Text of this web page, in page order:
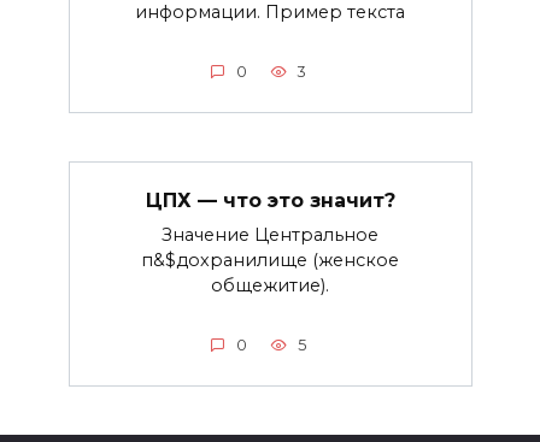
информации. Пример текста
0 3
ЦПХ — что это значит?
Значение Центральное
п&$дохранилище (женское
общежитие).
0 5